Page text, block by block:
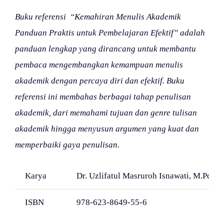
Buku referensi “Kemahiran Menulis Akademik
Panduan Praktis untuk Pembelajaran Efektif” adalah
panduan lengkap yang dirancang untuk membantu
pembaca mengembangkan kemampuan menulis
akademik dengan percaya diri dan efektif. Buku
referensi ini membahas berbagai tahap penulisan
akademik, dari memahami tujuan dan genre tulisan
akademik hingga menyusun argumen yang kuat dan
memperbaiki gaya penulisan.
Karya Dr. Uzlifatul Masruroh Isnawati, M.Pd.
ISBN 978-623-8649-55-6